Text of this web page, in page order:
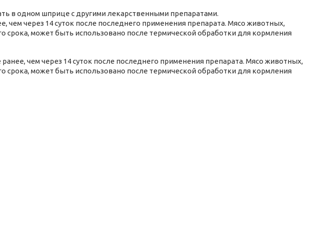
в одном шприце с другими лекарственными препаратами.
чем через 14 суток после последнего применения препарата. Мясо животных,
срока, может быть использовано после термической обработки для кормления
чем через 14 суток после последнего применения препарата. Мясо животных,
срока, может быть использовано после термической обработки для кормления